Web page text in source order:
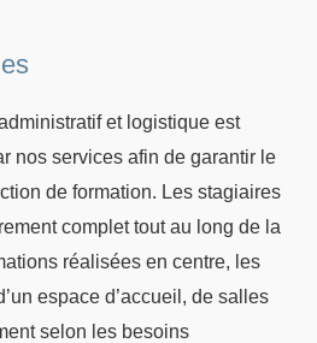
et logistique est
nos services afin de garantir le
de formation. Les stagiaires
complet tout au long de la
réalisées en centre, les
espace d’accueil, de salles
selon les besoins